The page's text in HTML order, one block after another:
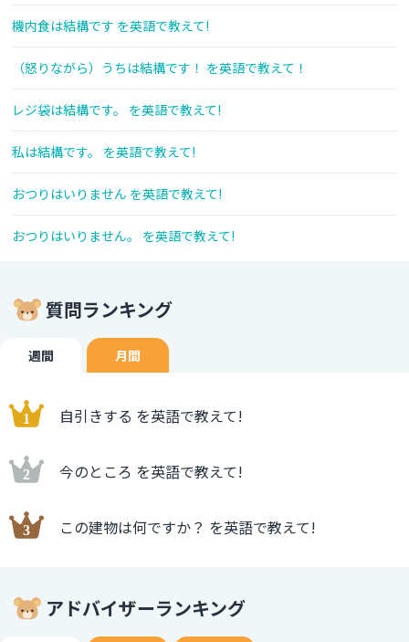
機内食は結構です を英語で教えて!
（怒りながら）うちは結構です！ を英語で教えて！
レジ袋は結構です。 を英語で教えて!
私は結構です。 を英語で教えて!
おつりはいりません を英語で教えて!
おつりはいりません。 を英語で教えて!
質問ランキング
週間 月間
自引きする を英語で教えて!
今のところ を英語で教えて!
この建物は何ですか？ を英語で教えて!
アドバイザーランキング